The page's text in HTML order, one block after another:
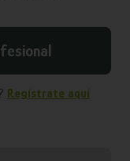
Regístrate aquí